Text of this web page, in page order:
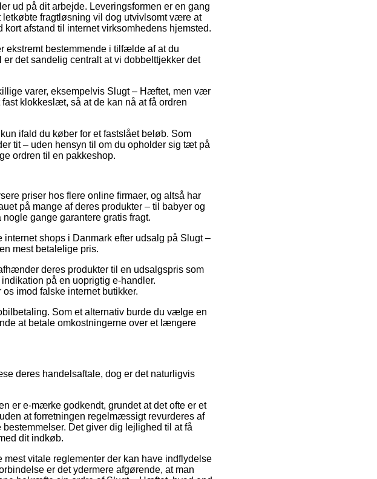
ud på dit arbejde. Leveringsformen er en gang
fragtløsning vil dog utvivlsomt være at
afstand til internet virksomhedens hjemsted.
ekstremt bestemmende i tilfælde af at du
det sandelig centralt at vi dobbelttjekker det
varer, eksempelvis Slugt – Hæftet, men vær
klokkeslæt, så at de kan nå at få ordren
ifald du køber for et fastslået beløb. Som
tit – uden hensyn til om du opholder sig tæt på
ordren til en pakkeshop.
priser hos flere online firmaer, og altså har
på mange af deres produkter – til babyer og
gange garantere gratis fragt.
shops i Danmark efter udsalg på Slugt –
mest betalelige pris.
deres produkter til en udsalgspris som
på en uoprigtig e-handler.
imod falske internet butikker.
Som et alternativ burde du vælge en
at betale omkostningerne over et længere
deres handelsaftale, dog er det naturligvis
er e-mærke godkendt, grundet at det ofte er et
at forretningen regelmæssigt revurderes af
Det giver dig lejlighed til at få
dit indkøb.
vitale reglementer der kan have indflydelse
er det ydermere afgørende, at man